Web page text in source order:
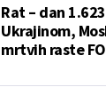
Rat – dan
Ukrajinom,
mrtvih raste